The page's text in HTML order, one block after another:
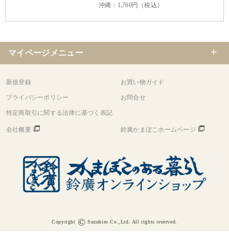
沖縄：1,760円（税込）
マイページメニュー
新規登録 お買い物ガイド
プライバシーポリシー お問合せ
特定商取引に関する法律に基づく表記
会社概要 鈴廣かまぼこホームページ
Copyright © Suzuhiro Co.,Ltd. All rights reserved.